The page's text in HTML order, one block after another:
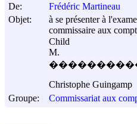
De:
Frédéric Martineau
Objet:
à se présenter à
commissaire aux
Child
M.
Christophe Guingamp
Groupe:
Commissariat aux